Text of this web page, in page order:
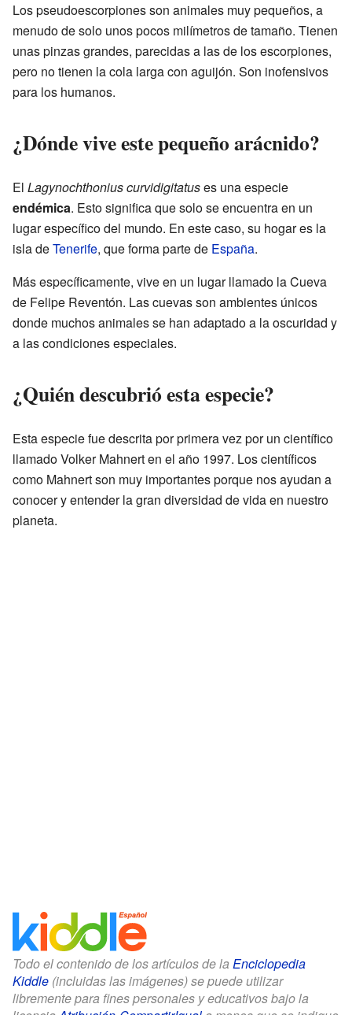
Los pseudoescorpiones son animales muy pequeños, a
menudo de solo unos pocos milímetros de tamaño. Tienen
unas pinzas grandes, parecidas a las de los escorpiones,
pero no tienen la cola larga con aguijón. Son inofensivos
para los humanos.
¿Dónde vive este pequeño arácnido?
El Lagynochthonius curvidigitatuses una especie
endémica. Esto significa que solo se encuentra en un
lugar específico del mundo. En este caso, su hogar es la
isla deTenerife, que forma parte de España.
Más específicamente, vive en un lugar llamado la Cueva
de Felipe Reventón. Las cuevas son ambientes únicos
donde muchos animales se han adaptado a la oscuridad y
a las condiciones especiales.
¿Quién descubrió esta especie?
Esta especie fue descrita por primera vez por un científico
llamado Volker Mahnert en el año 1997. Los científicos
como Mahnert son muy importantes porque nos ayudan a
conocer y entender la gran diversidad de vida en nuestro
planeta.
Todo el contenido de los artículos de la Enciclopedia
Kiddle (incluidas las imágenes) se puede utilizar
libremente para fines personales y educativos bajo la